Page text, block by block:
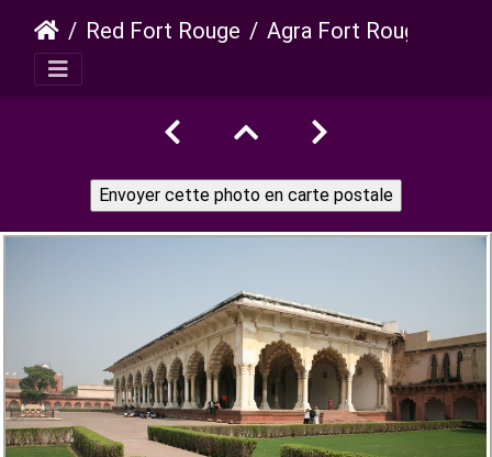
Red Fort Rouge Agra Fort Rouge diwan i am 34